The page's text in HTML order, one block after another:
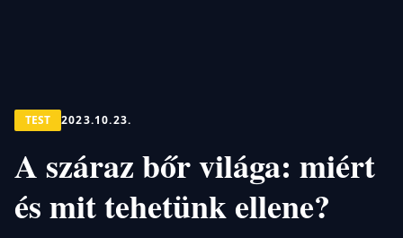
TEST 2023.10.23.
A száraz bőr világa: miért
és mit tehetünk ellene?